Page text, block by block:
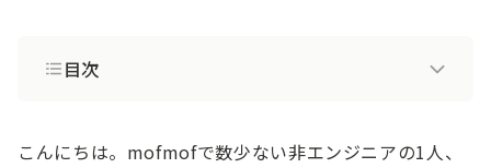
目次
こんにちは。mofmofで数少ない非エンジニアの1人、